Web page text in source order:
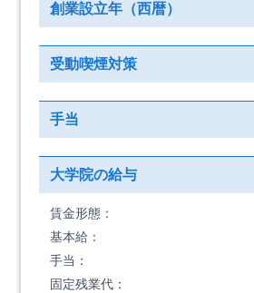
創業設立年（西暦）
受動喫煙対策
手当
大学院の給与
賃金形態：
基本給：
手当：
固定残業代：